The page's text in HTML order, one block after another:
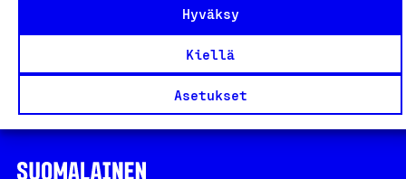
Hyväksy
Kiellä
Asetukset